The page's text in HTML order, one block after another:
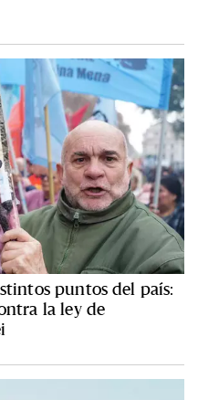
puntos del país:
la ley de